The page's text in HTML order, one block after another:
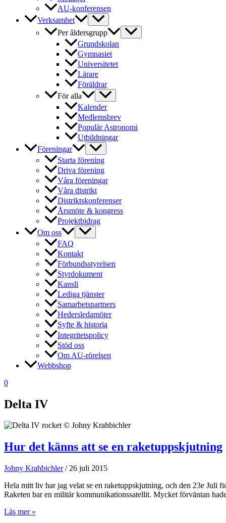
AU-konferensen
Verksamhet
Per åldersgrupp
Grundskolan
Gymnasiet
Universitetet
Lärare
Föräldrar
För alla
Kalender
Medlemsbrev
Populär Astronomi
Utbildningar
Föreningar
Starta förening
Driva förening
Våra föreningar
Våra distrikt
Distriktskonferenser
Årsmöte & kongress
Projektbidrag
Om oss
FAQ
Kontakt
Förbundsstyrelsen
Styrdokument
Kansli
Lediga tjänster
Samarbetspartners
Hedersledamöter
Syfte & historia
Integritetspolicy
Stöd oss
Om AU-rörelsen
Webbshop
0
Delta IV
Hur det känns att se en raketuppskjutning
Johny Krahbichler/ 26 juli 2015
Hela mitt liv har jag velat se en raketuppskjutning, och den 23e Juli
Raketen bar en militär kommunikationssatellit. Mycket förväntan
Hur
Läs mer »